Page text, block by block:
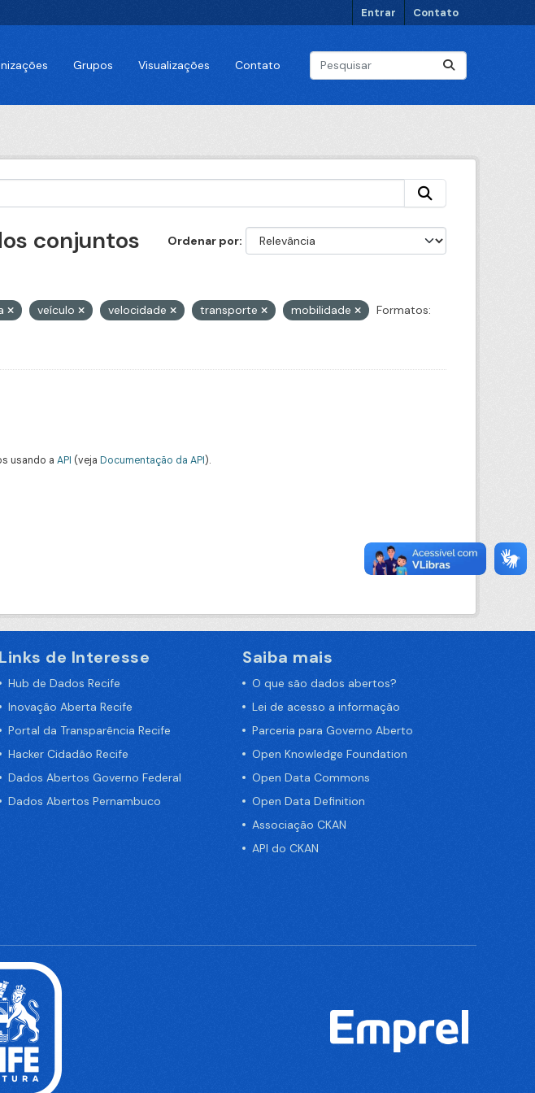
Entrar Contato
Grupos Visualizações Contato
Ordenar por
conjuntos
veículo velocidade transporte mobilidade
Formatos:
usando a API (veja Documentação da API).
Links de Interesse
Hub de Dados Recife
Inovação Aberta Recife
Portal da Transparência Recife
Hacker Cidadão Recife
Dados Abertos Governo Federal
Dados Abertos Pernambuco
Saiba mais
O que são dados abertos?
Lei de acesso a informação
Parceria para Governo Aberto
Open Knowledge Foundation
Open Data Commons
Open Data Definition
Associação CKAN
API do CKAN